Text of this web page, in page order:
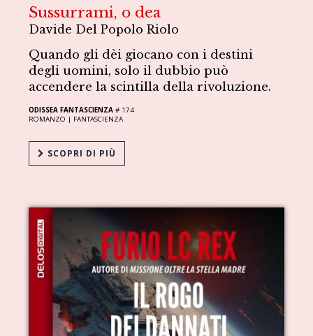
Sussurrami, o dea
Davide Del Popolo Riolo
Quando gli dèi giocano con i destini
degli uomini, solo il dubbio può
accendere la scintilla della rivoluzione.
ODISSEA FANTASCIENZA # 174
ROMANZO | FANTASCIENZA
SCOPRI DI PIÙ